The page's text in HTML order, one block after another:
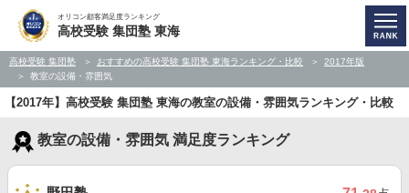
オリコン顧客満足度ランキング
高校受験 集団塾 東海
高校受験 集団塾 おすすめの高校受験 集団塾 東海ランキング・比較
2017年版
教室の設備・雰囲気
【2017年】高校受験 集団塾 東海の教室の設備・雰囲気ランキング・比較
教室の設備・雰囲気 満足度ランキング